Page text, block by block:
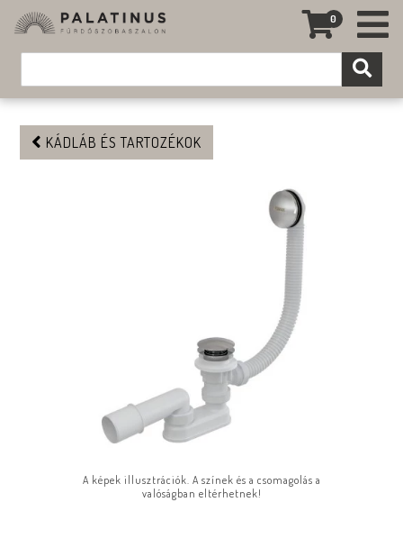
0
KÁDLÁB ÉS TARTOZÉKOK
A képek illusztrációk. A színek és a csomagolás a
valóságban eltérhetnek!